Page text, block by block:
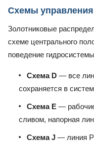
Схемы
Золотниковые
схеме центрального
поведение
Схема D — все
сохраняется в
Схема E —
сливом, напорная
Схема J — линия P